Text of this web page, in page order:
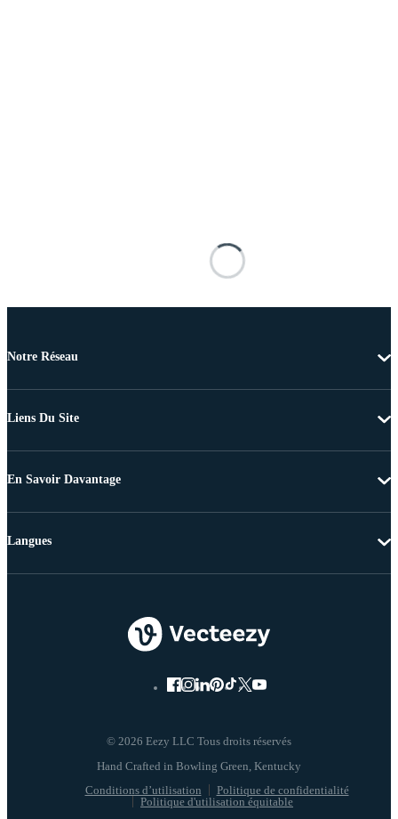
Notre Réseau
Liens Du Site
En Savoir Davantage
© 2026 Eezy LLC Tous droits réservés
Conditions d’utilisation
Politique de confidentialité
Politique d'utilisation équitable
Langues